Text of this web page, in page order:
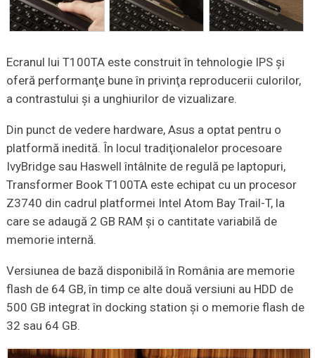
Ecranul lui T100TA este construit în tehnologie IPS şi
oferă performanţe bune în privinţa reproducerii culorilor,
a contrastului şi a unghiurilor de vizualizare.
Din punct de vedere hardware, Asus a optat pentru o
platformă inedită. În locul tradiţionalelor procesoare
IvyBridge sau Haswell întâlnite de regulă pe laptopuri,
Transformer Book T100TA este echipat cu un procesor
Z3740 din cadrul platformei Intel Atom Bay Trail-T, la
care se adaugă 2 GB RAM şi o cantitate variabilă de
memorie internă.
Versiunea de bază disponibilă în România are memorie
flash de 64 GB, în timp ce alte două versiuni au HDD de
500 GB integrat în docking station şi o memorie flash de
32 sau 64 GB.